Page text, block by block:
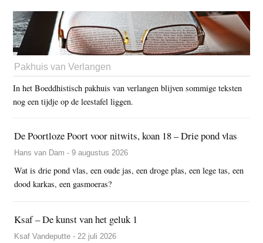
Pakhuis van Verlangen
In het Boeddhistisch pakhuis van verlangen blijven sommige teksten
nog een tijdje op de leestafel liggen.
De Poortloze Poort voor nitwits, koan 18 – Drie pond vlas
Hans van Dam - 9 augustus 2026
Wat is drie pond vlas, een oude jas, een droge plas, een lege tas, een
dood karkas, een gasmoeras?
Ksaf – De kunst van het geluk 1
Ksaf Vandeputte - 22 juli 2026